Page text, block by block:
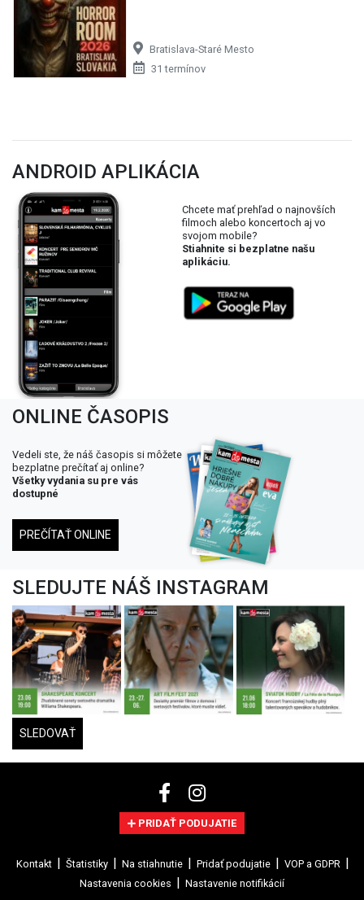
Bratislava-Staré Mesto
31 termínov
ANDROID APLIKÁCIA
Chcete mať prehľad o najnovších
filmoch alebo koncertoch aj vo
svojom mobile?
Stiahnite si bezplatne našu
aplikáciu.
ONLINE ČASOPIS
Vedeli ste, že náš časopis si môžete
bezplatne prečítať aj online?
Všetky vydania su pre vás
dostupné
PREČÍTAŤ ONLINE
SLEDUJTE NÁŠ INSTAGRAM
SLEDOVAŤ
PRIDAŤ PODUJATIE
Kontakt Štatistiky Na stiahnutie Pridať podujatie
VOP a GDPR
Nastavenia cookies
Nastavenie notifikácií